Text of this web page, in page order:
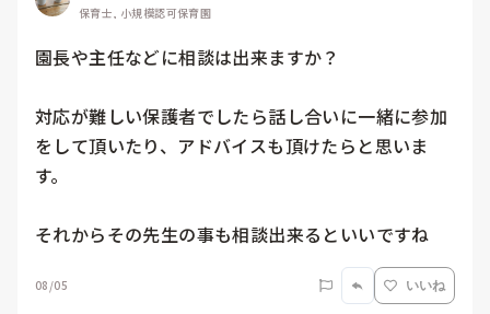
保育士, 小規模認可保育園
園長や主任などに相談は出来ますか？
対応が難しい保護者でしたら話し合いに一緒に参加
をして頂いたり、アドバイスも頂けたらと思いま
す。
それからその先生の事も相談出来るといいですね
08/05 いいね